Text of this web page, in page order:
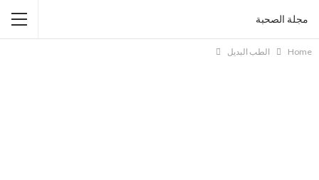
مجلة الصحبة
Home الطب البديل